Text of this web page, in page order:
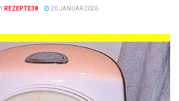
REZEPTE38 20 JANUAR 2026